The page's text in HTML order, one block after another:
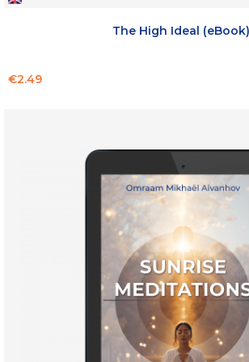
The High Ideal (eBook)
Price
€2.49